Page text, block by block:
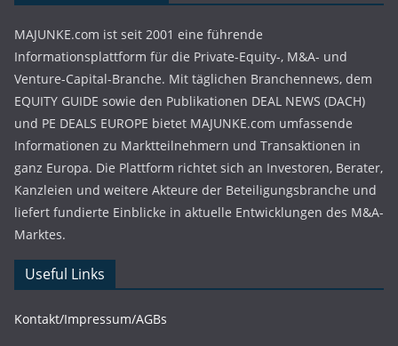
MAJUNKE.com ist seit 2001 eine führende
Informationsplattform für die Private-Equity-, M&A- und
Venture-Capital-Branche. Mit täglichen Branchennews, dem
EQUITY GUIDE sowie den Publikationen DEAL NEWS (DACH)
und PE DEALS EUROPE bietet MAJUNKE.com umfassende
Informationen zu Marktteilnehmern und Transaktionen in
ganz Europa. Die Plattform richtet sich an Investoren, Berater,
Kanzleien und weitere Akteure der Beteiligungsbranche und
liefert fundierte Einblicke in aktuelle Entwicklungen des M&A-
Marktes.
Useful Links
Kontakt/Impressum/AGBs